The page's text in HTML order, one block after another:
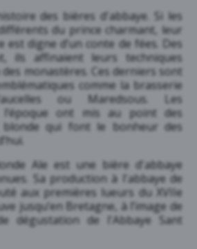
des bières d'abbaye. Si les
du prince charmant, leur
digne d’un conte de fées. Des
ils affinaient leurs techniques
monastères. Ces derniers sont
comme la brasserie
ou Maredsous. Les
l’époque ont mis au point des
qui font le bonheur des
Ale est une bière d'abbaye
Sa production à l'abbaye de
aux premières lueurs du XVIIe
jusqu’en Bretagne, à l’image de
dégustation de l'Abbaye Sant